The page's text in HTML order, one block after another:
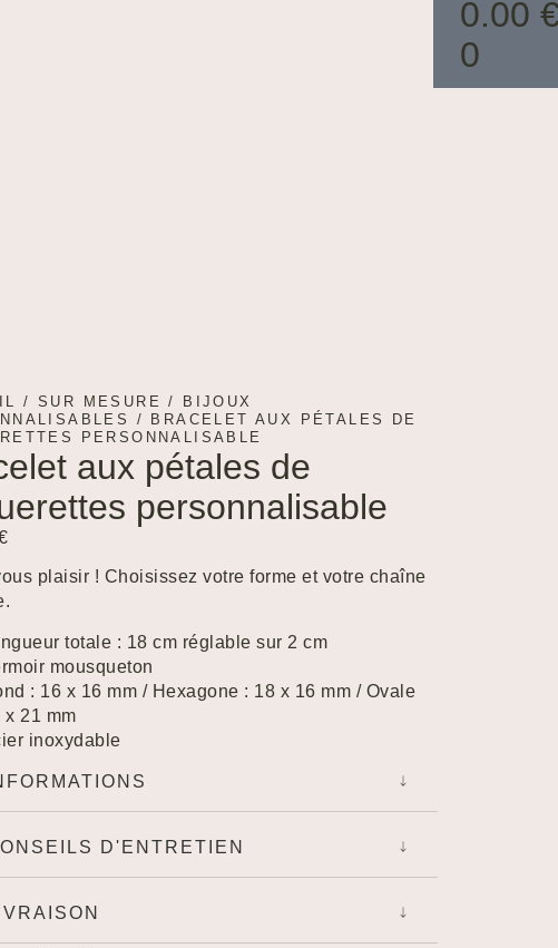
0.00
0
/ SUR MESURE /
BIJOUX
/ BRACELET AUX PÉTALES DE
PERSONNALISABLE
aux pétales de
personnalisable
plaisir ! Choisissez votre forme et votre chaîne
totale : 18 cm réglable sur 2 cm
mousqueton
: 16 x 16 mm / Hexagone : 18 x 16 mm / Ovale
x 21 mm
inoxydable
D'ENTRETIEN